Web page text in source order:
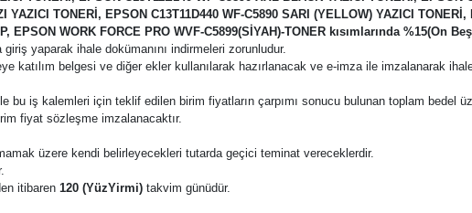
YAZICI TONERİ, EPSON C13T11D440 WF-C5890 SARI (YELLOW) YAZICI
EPSON WORK FORCE PRO WVF-C5899(SİYAH)-TONER kısımlarında %15(On
yaparak ihale dokümanını indirmeleri zorunludur.
katılım belgesi ve diğer ekler kullanılarak hazırlanacak ve e-imza ile imzalanarak
iş kalemleri için teklif edilen birim fiyatların çarpımı sonucu bulunan toplam bedel
fiyat sözleşme imzalanacaktır.
üzere kendi belirleyecekleri tutarda geçici teminat vereceklerdir.
itibaren 120 (YüzYirmi)takvim günüdür.